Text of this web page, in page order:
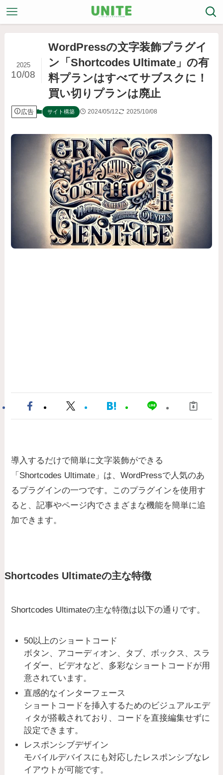
WordPressの文字装飾プラグイ
ン「Shortcodes Ultimate」の有
料プランはすべてサブスクに！
買い切りプランは廃止
2025
10/08
広告 サイト構築 2024/05/12 2025/10/08
導入するだけで簡単に文字装飾ができる
「Shortcodes Ultimate」は、WordPressで人気のあ
るプラグインの一つです。このプラグインを使用す
ると、記事やページ内でさまざまな機能を簡単に追
加できます。
Shortcodes Ultimateの主な特徴
Shortcodes Ultimateの主な特徴は以下の通りです。
50以上のショートコード
ボタン、アコーディオン、タブ、ボックス、スラ
イダー、ビデオなど、多彩なショートコードが用
意されています。
直感的なインターフェース
ショートコードを挿入するためのビジュアルエデ
ィタが搭載されており、コードを直接編集せずに
設定できます。
レスポンシブデザイン
モバイルデバイスにも対応したレスポンシブなレ
イアウトが可能です。